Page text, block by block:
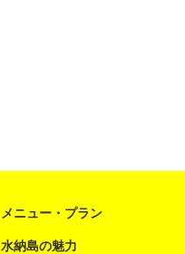
メニュー・プラン
水納島の魅力